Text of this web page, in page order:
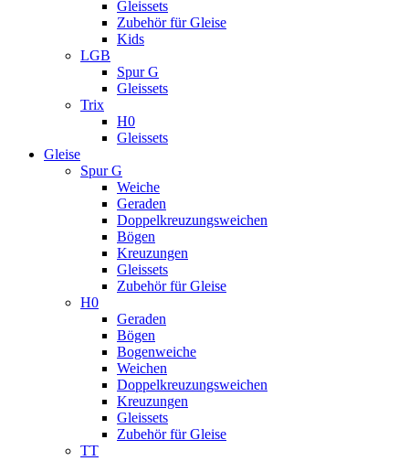
Gleissets
Zubehör für Gleise
Kids
LGB
Spur G
Gleissets
Trix
H0
Gleissets
Gleise
Spur G
Weiche
Geraden
Doppelkreuzungsweichen
Bögen
Kreuzungen
Gleissets
Zubehör für Gleise
H0
Geraden
Bögen
Bogenweiche
Weichen
Doppelkreuzungsweichen
Kreuzungen
Gleissets
Zubehör für Gleise
TT